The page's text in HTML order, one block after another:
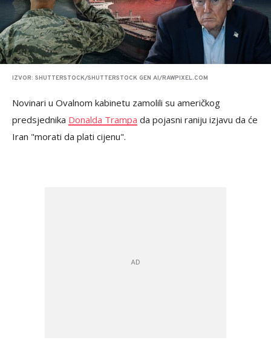
IZVOR: SHUTTERSTOCK/SHUTTERSTOCK GEN AI/RAWPIXEL.COM
Novinari u Ovalnom kabinetu zamolili su američkog
predsjednika Donalda Trampa da pojasni raniju izjavu da će
Iran "morati da plati cijenu".